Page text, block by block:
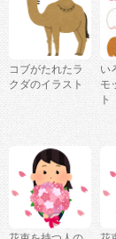
コブがたれたラ
クダのイラスト
い
モ
ト